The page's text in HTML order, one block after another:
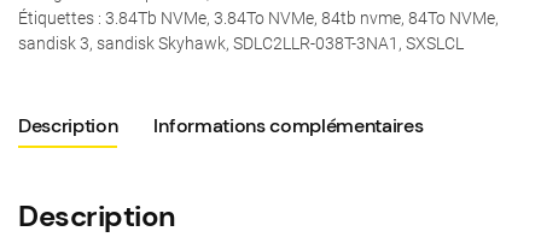
-
SSD
NVMe
-
Étiquettes : 3.84Tb NVMe, 3.84To NVMe, 84tb nvme, 84To NVMe,
sandisk 3, sandisk Skyhawk, SDLC2LLR-038T-3NA1 , SXSLCL
Description Informations complémentaires
Description